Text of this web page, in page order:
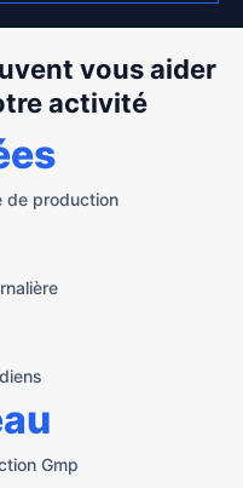
vous aider
activité
de production
Gmp